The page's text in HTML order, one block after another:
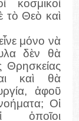
κοσμικοὶ
τὸ Θεὸ καὶ
μόνο νὰ
δὲν θὰ
Θρησκείας
καὶ θὰ
ἀφοῦ
Οἱ
ὁποῖοι